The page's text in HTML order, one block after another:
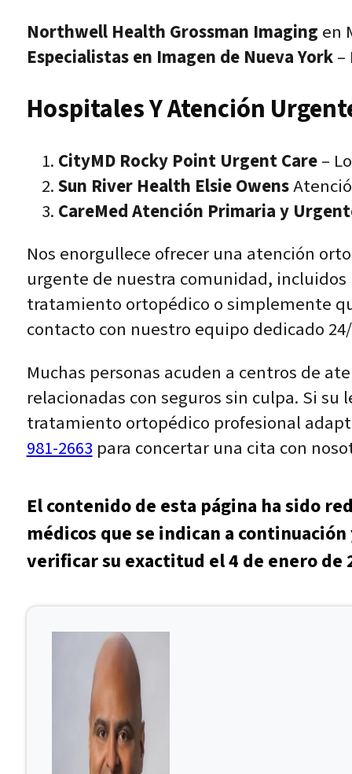
Northwell Health Grossman Imaging en
Especialistas en Imagen de Nueva York–
Hospitales Y Atención
CityMD Rocky Point Urgent Care–
Sun River Health Elsie Owens
CareMed Atención Primaria y
Nos enorgullece ofrecer una atención
urgente de nuestra comunidad,
tratamiento ortopédico o simplemente
contacto con nuestro equipo dedicado
Muchas personas acuden a centros de
relacionadas con seguros sin culpa. Si
tratamiento ortopédico profesional
981-2663 para concertar una cita con
El contenido de esta página ha sido
médicos que se indican a
verificar su exactitud el 4 de enero de